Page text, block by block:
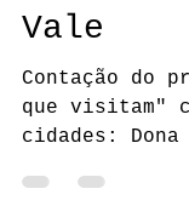
"Meu
mais
interior